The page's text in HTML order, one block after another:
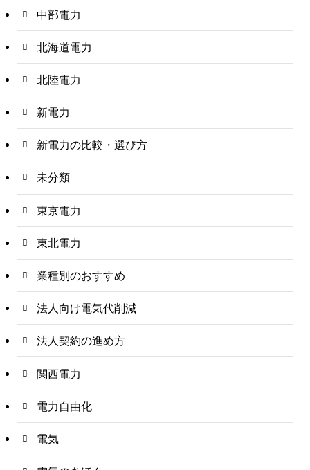
中部電力
北海道電力
北陸電力
新電力
新電力の比較・選び方
未分類
東京電力
東北電力
業種別のおすすめ
法人向け電気代削減
法人契約の進め方
関西電力
電力自由化
電気